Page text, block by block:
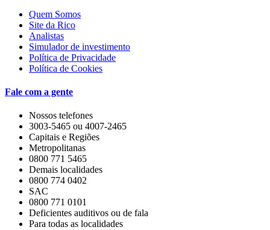
Quem Somos
Site da Rico
Analistas
Simulador de investimento
Política de Privacidade
Política de Cookies
Fale com a gente
Nossos telefones
3003-5465 ou 4007-2465
Capitais e Regiões
Metropolitanas
0800 771 5465
Demais localidades
0800 774 0402
SAC
0800 771 0101
Deficientes auditivos ou de fala
Para todas as localidades